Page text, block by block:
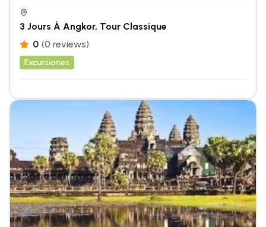
3 Jours À Angkor, Tour Classique
0 (0 reviews)
Excursiones